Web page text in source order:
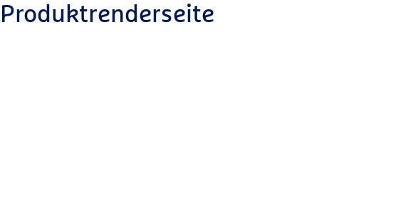
Produktrenderseite